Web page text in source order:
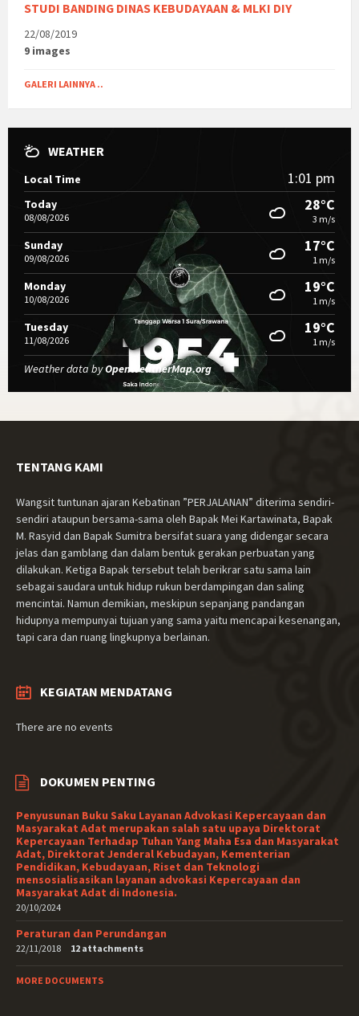
STUDI BANDING DINAS KEBUDAYAAN & MLKI DIY
22/08/2019
9 images
GALERI LAINNYA ..
WEATHER
Local Time 1:01 pm
Today
08/08/2026
28°C
3 m/s
Sunday
09/08/2026
17°C
1 m/s
Monday
10/08/2026
19°C
1 m/s
Tuesday
11/08/2026
19°C
1 m/s
Weather data byOpenWeatherMap.org
TENTANG KAMI
Wangsit tuntunan ajaran Kebatinan ”PERJALANAN” diterima sendiri-
sendiri ataupun bersama-sama oleh Bapak Mei Kartawinata, Bapak
M. Rasyid dan Bapak Sumitra bersifat suara yang didengar secara
jelas dan gamblang dan dalam bentuk gerakan perbuatan yang
dilakukan. Ketiga Bapak tersebut telah berikrar satu sama lain
sebagai saudara untuk hidup rukun berdampingan dan saling
mencintai. Namun demikian, meskipun sepanjang pandangan
hidupnya mempunyai tujuan yang sama yaitu mencapai kesenangan,
tapi cara dan ruang lingkupnya berlainan.
KEGIATAN MENDATANG
There are no events
DOKUMEN PENTING
Penyusunan Buku Saku Layanan Advokasi Kepercayaan dan
Masyarakat Adat merupakan salah satu upaya Direktorat
Kepercayaan Terhadap Tuhan Yang Maha Esa dan Masyarakat
Adat, Direktorat Jenderal Kebudayan, Kementerian
Pendidikan, Kebudayaan, Riset dan Teknologi
mensosialisasikan layanan advokasi Kepercayaan dan
Masyarakat Adat di Indonesia.
20/10/2024
Peraturan dan Perundangan
22/11/2018 12 attachments
MORE DOCUMENTS